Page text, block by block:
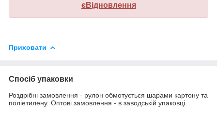
єВідновлення
Приховати
Спосіб упаковки
Роздрібні замовлення - рулон обмотується шарами картону та
поліетилену. Оптові замовлення - в заводській упаковці.